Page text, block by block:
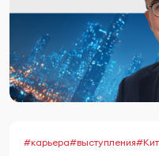
#карьера#выступления